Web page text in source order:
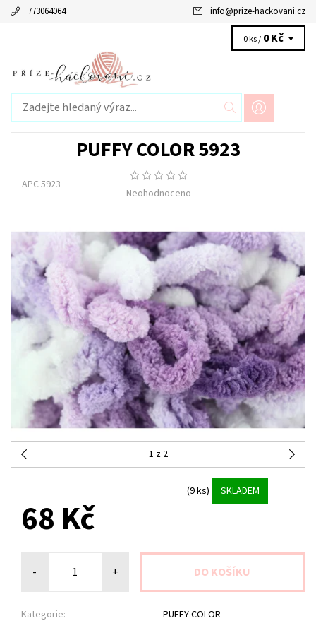
773064064 info@prize-hackovani.cz
0 ks / 0 Kč
PUFFY COLOR 5923
APC 5923
Neohodnoceno
1 z 2
(9 ks) SKLADEM
68 Kč
- +
Kategorie: PUFFY COLOR